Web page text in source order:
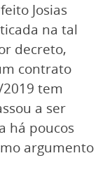
Josias
na tal
decreto,
contrato
2019 tem
a ser
há poucos
argumento